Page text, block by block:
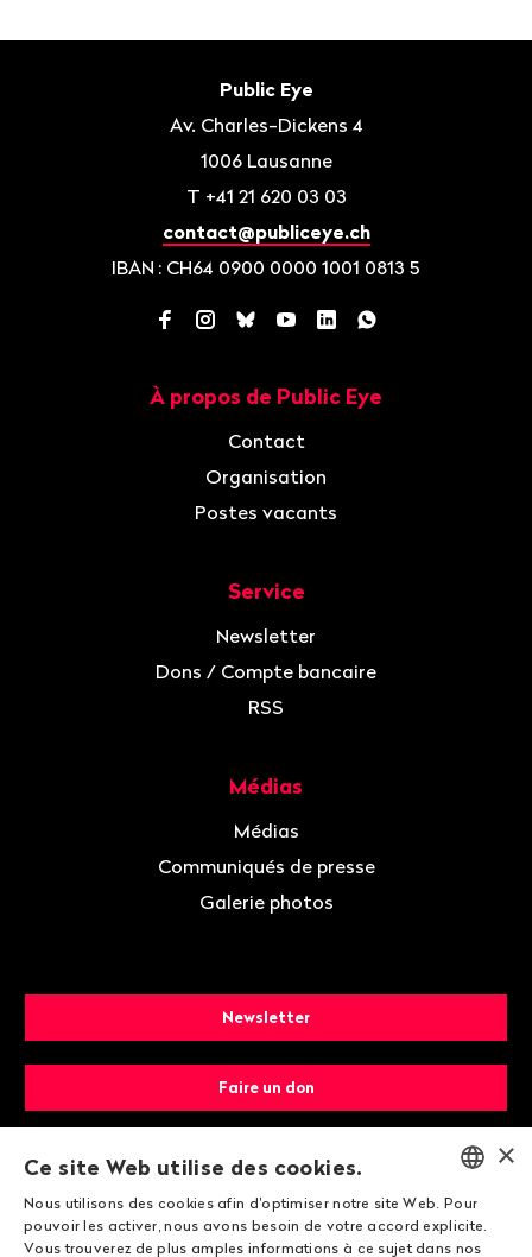
Public Eye
Av. Charles-Dickens 4
1006 Lausanne
T +41 21 620 03 03
contact@publiceye.ch
IBAN : CH64 0900 0000 1001 0813 5
Facebook
Instagram
BlueskyYouTube
LinkedInWhatsApp
À propos de Public Eye
Contact
Organisation
Postes vacants
Service
Newsletter
Dons / Compte bancaire
RSS
Médias
Médias
Communiqués de presse
Galerie photos
Newsletter
Faire un don
Devenir membre
ENGLISH
×
Ce site Web utilise des cookies.
Nous utilisons des cookies afin d'optimiser notre site Web. Pour
pouvoir les activer, nous avons besoin de votre accord explicite.
Vous trouverez de plus amples informations à ce sujet dans nos